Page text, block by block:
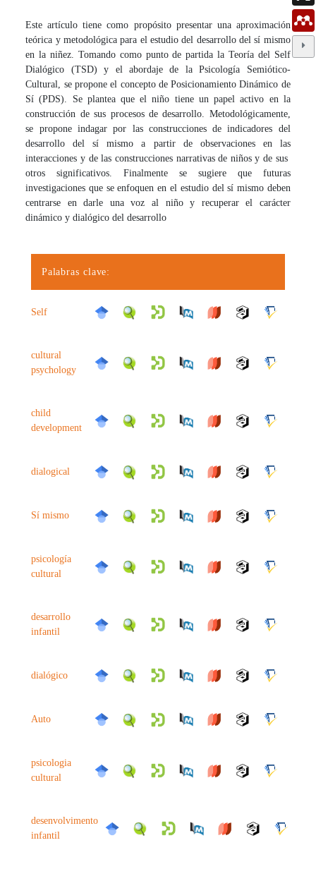
Este artículo tiene como propósito presentar una aproximación
teórica y metodológica para el estudio del desarrollo del sí mismo
en la niñez. Tomando como punto de partida la Teoría del Self
Dialógico (TSD) y el abordaje de la Psicología Semiótico-
Cultural, se propone el concepto de Posicionamiento Dinámico de
Sí (PDS). Se plantea que el niño tiene un papel activo en la
construcción de sus procesos de desarrollo. Metodológicamente,
se propone indagar por las construcciones de indicadores del
desarrollo del sí mismo a partir de observaciones en las
interacciones y de las construcciones narrativas de niños y de sus
otros significativos. Finalmente se sugiere que futuras
investigaciones que se enfoquen en el estudio del sí mismo deben
centrarse en darle una voz al niño y recuperar el carácter
dinámico y dialógico del desarrollo
Palabras clave:
Self
cultural
psychology
child
development
dialogical
Sí mismo
psicología
cultural
desarrollo
infantil
dialógico
Auto
psicologia
cultural
desenvolvimento
infantil